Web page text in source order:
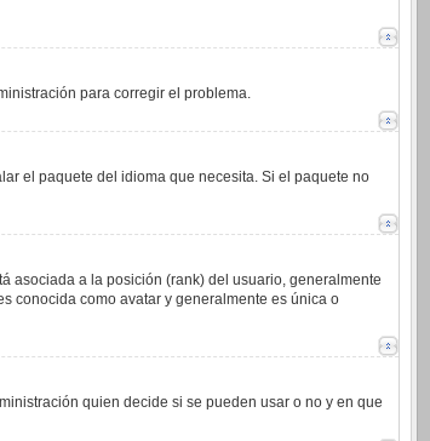
para corregir el problema.
el paquete del idioma que necesita. Si el paquete no
asociada a la posición (rank) del usuario, generalmente
conocida como avatar y generalmente es única o
quien decide si se pueden usar o no y en que